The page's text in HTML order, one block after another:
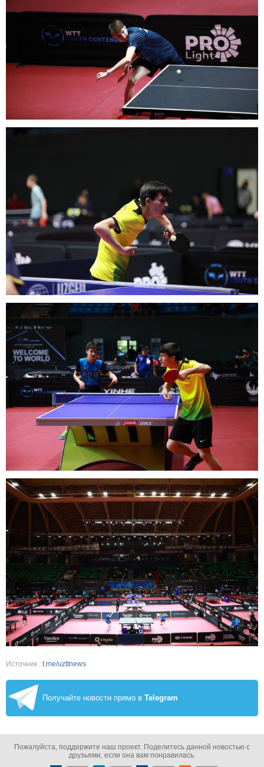
Источник : t.me/uzttnews
Получайте новости прямо в Telegram
Пожалуйста, поддержите наш проект. Поделитесь данной новостью с
друзьями, если она вам понравилась.